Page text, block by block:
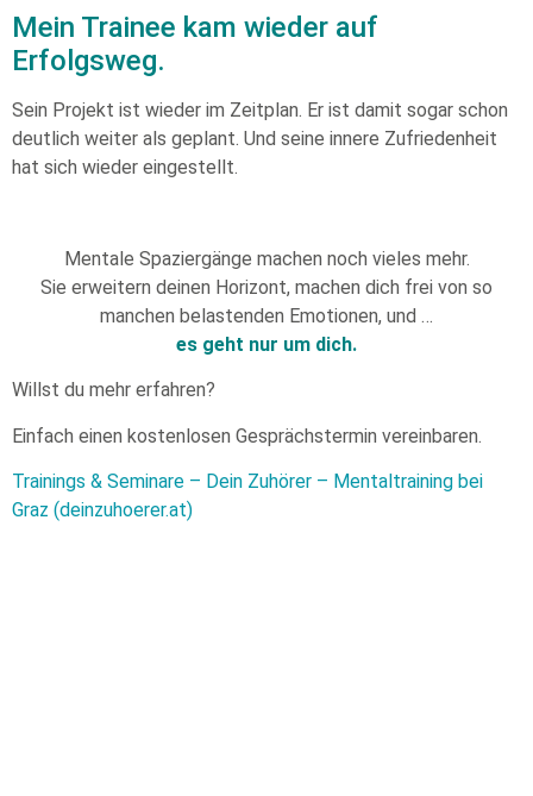
Mein Trainee kam wieder auf
Erfolgsweg.
Sein Projekt ist wieder im Zeitplan. Er ist damit sogar schon
deutlich weiter als geplant. Und seine innere Zufriedenheit
hat sich wieder eingestellt.
Mentale Spaziergänge machen noch vieles mehr.
Sie erweitern deinen Horizont, machen dich frei von so
manchen belastenden Emotionen, und …
es geht nur um dich.
Willst du mehr erfahren?
Einfach einen kostenlosen Gesprächstermin vereinbaren.
Trainings & Seminare – Dein Zuhörer – Mentaltraining bei
Graz (deinzuhoerer.at)